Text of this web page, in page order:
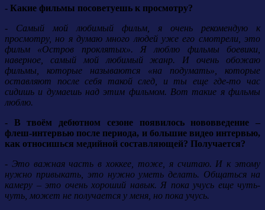
- Какие фильмы посоветуешь к просмотру?
- Самый мой любимый фильм, я очень рекомендую к
просмотру, но я думаю много людей уже его смотрели, это
фильм «Остров проклятых». Я люблю фильмы боевики,
наверное, самый мой любимый жанр. И очень обожаю
фильмы, которые называются «на подумать», которые
оставляют после себя такой след, и ты еще где-то час
сидишь и думаешь над этим фильмом. Вот такие я фильмы
люблю.
- В твоём дебютном сезоне появилось нововведение –
флеш-интервью после периода, и большие видео интервью,
как относишься медийной составляющей? Получается?
- Это важная часть в хоккее, тоже, я считаю. И к этому
нужно привыкать, это нужно уметь делать. Общаться на
камеру – это очень хороший навык. Я пока учусь еще чуть-
чуть, может не получается у меня, но пока учусь.